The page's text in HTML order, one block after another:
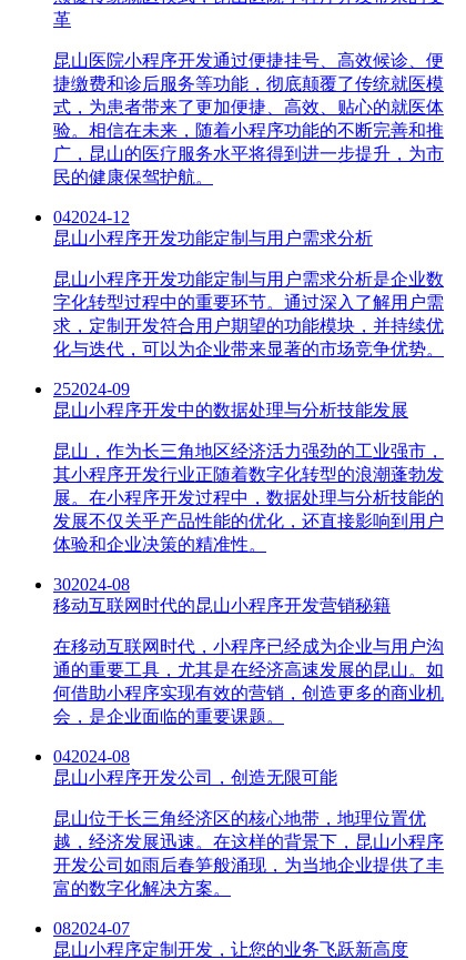
革
昆山医院小程序开发通过便捷挂号、高效候诊、便
捷缴费和诊后服务等功能，彻底颠覆了传统就医模
式，为患者带来了更加便捷、高效、贴心的就医体
验。相信在未来，随着小程序功能的不断完善和推
广，昆山的医疗服务水平将得到进一步提升，为市
民的健康保驾护航。
042024-12
昆山小程序开发功能定制与用户需求分析
昆山小程序开发功能定制与用户需求分析是企业数
字化转型过程中的重要环节。通过深入了解用户需
求，定制开发符合用户期望的功能模块，并持续优
化与迭代，可以为企业带来显著的市场竞争优势。
252024-09
昆山小程序开发中的数据处理与分析技能发展
昆山，作为长三角地区经济活力强劲的工业强市，
其小程序开发行业正随着数字化转型的浪潮蓬勃发
展。在小程序开发过程中，数据处理与分析技能的
发展不仅关乎产品性能的优化，还直接影响到用户
体验和企业决策的精准性。
302024-08
移动互联网时代的昆山小程序开发营销秘籍
在移动互联网时代，小程序已经成为企业与用户沟
通的重要工具，尤其是在经济高速发展的昆山。如
何借助小程序实现有效的营销，创造更多的商业机
会，是企业面临的重要课题。
042024-08
昆山小程序开发公司，创造无限可能
昆山位于长三角经济区的核心地带，地理位置优
越，经济发展迅速。在这样的背景下，昆山小程序
开发公司如雨后春笋般涌现，为当地企业提供了丰
富的数字化解决方案。
082024-07
昆山小程序定制开发，让您的业务飞跃新高度